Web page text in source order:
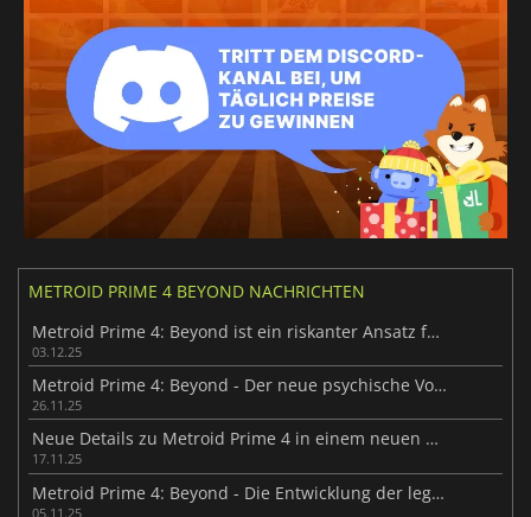
METROID PRIME 4 BEYOND NACHRICHTEN
Metroid Prime 4: Beyond ist ein riskanter Ansatz für die Franchise
03.12.25
Metroid Prime 4: Beyond - Der neue psychische Vorteil
26.11.25
Neue Details zu Metroid Prime 4 in einem neuen Gameplay-Trailer
17.11.25
Metroid Prime 4: Beyond - Die Entwicklung der legendären Franchise
05.11.25